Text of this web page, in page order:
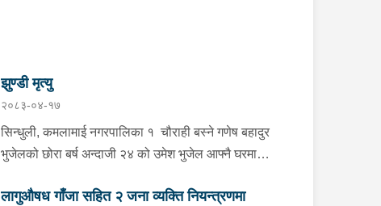
झुण्डी मृत्यु
२०८३-०४-१७
सिन्धुली, कमलामाई नगरपालिका १ चौराही बस्ने गणेष बहादुर
भुजेलको छोरा बर्ष अन्दाजी २४ को उमेश भुजेल आफ्नै घरमा
प्राप्त हुनासाथ प्रहरी टोली खटिगई घटनास्थलमा मुचुल्का
लागुऔषध गाँजा सहित २ जना व्यक्ति नियन्त्रणमा